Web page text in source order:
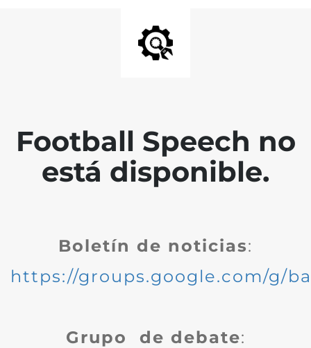
Football Speech no
está disponible.
Boletín de noticias:
https://groups.google.com/g/
Grupo de debate: